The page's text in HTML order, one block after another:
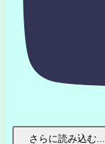
さらに読み込む...